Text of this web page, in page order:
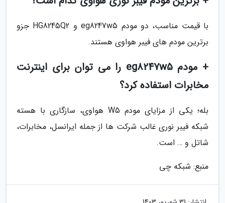
با قیمت مناسب، دو مودم eg8247w5 و HG8245Q2 جزو
برترین مودم های فیبر هواوی هستند.
+ مودم eg8247w5 را می توان برای اینترنت
مخابرات استفاده کرد؟
بله؛ یکی از مزایای مودم W5 هواوی، سازگاری با هسته
شبکه فیبر نوری غالب شرکت ها از جمله ایرانسل، مخابرات،
شاتل و … است.
منبع: شبکه چی